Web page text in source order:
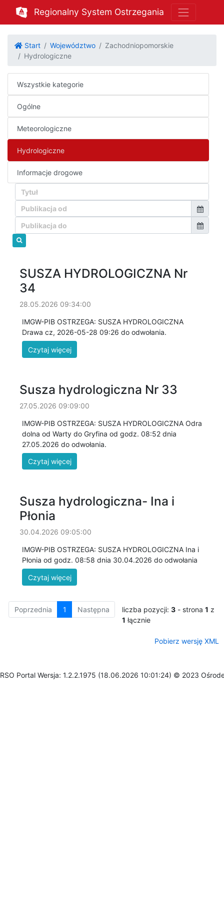
Regionalny System Ostrzegania
Start Województwo
Zachodniopomorskie
Hydrologiczne
Wszystkie kategorie
Ogólne
Meteorologiczne
Hydrologiczne
Informacje drogowe
SUSZA HYDROLOGICZNA Nr
34
28.05.2026 09:34:00
IMGW-PIB OSTRZEGA: SUSZA HYDROLOGICZNA
Drawa cz, 2026-05-28 09:26 do odwołania.
Susza hydrologiczna Nr 33
27.05.2026 09:09:00
IMGW-PIB OSTRZEGA: SUSZA HYDROLOGICZNA Odra
dolna od Warty do Gryfina od godz. 08:52 dnia
27.05.2026 do odwołania.
Susza hydrologiczna- Ina i
Płonia
30.04.2026 09:05:00
IMGW-PIB OSTRZEGA: SUSZA HYDROLOGICZNA Ina i
Płonia od godz. 08:58 dnia 30.04.2026 do odwołania
Poprzednia 1 Następna liczba pozycji: 3 - strona 1 z
1 łącznie
Pobierz wersję XML
RSO Portal Wersja: 1.2.2.1975 (18.06.2026 10:01:24) © 2023